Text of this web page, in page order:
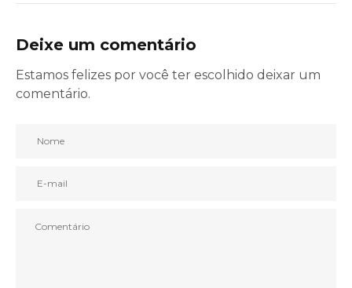
Deixe um comentário
Estamos felizes por você ter escolhido deixar um
comentário.